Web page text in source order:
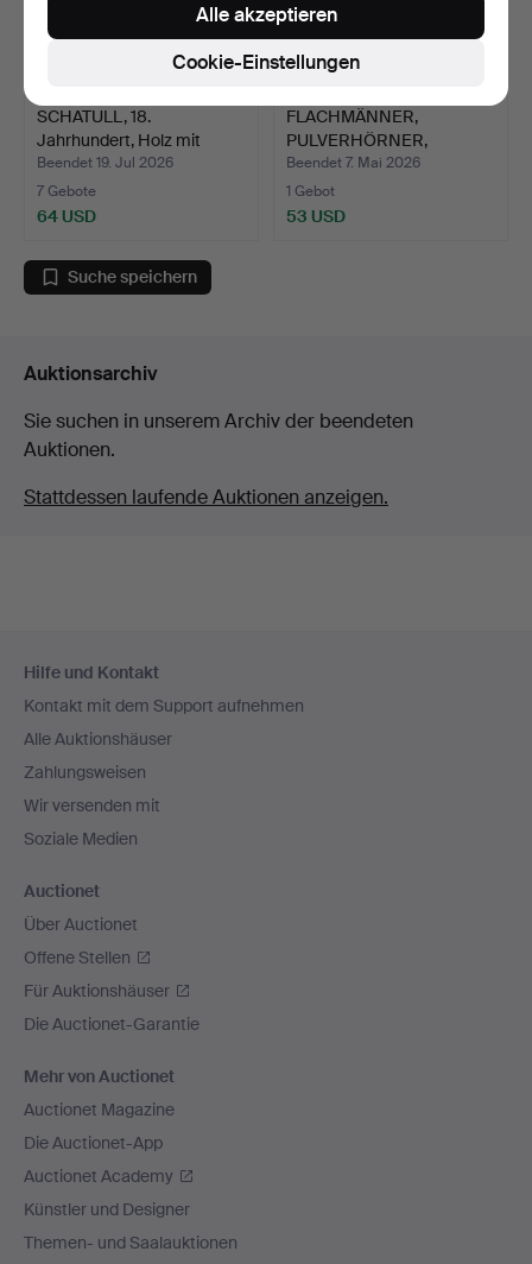
SCHATULL, 18.
Jahrhundert, Holz mit
Beschl…
Beendet 19. Jul 2026
7 Gebote
64 USD
FLACHMÄNNER,
PULVERHÖRNER,
SCHNUPFTABAKDOS…
Beendet 7. Mai 2026
1 Gebot
53 USD
Suche speichern
Auktionsarchiv
Sie suchen in unserem Archiv der beendeten
Auktionen.
Stattdessen laufende Auktionen anzeigen.
Navigation
Hilfe und Kontakt
Kontakt mit dem Support aufnehmen
Alle Auktionshäuser
Zahlungsweisen
Wir versenden mit
Soziale Medien
Auctionet
Über Auctionet
Offene Stellen
Für Auktionshäuser
Die Auctionet-Garantie
Mehr von Auctionet
Auctionet Magazine
Die Auctionet-App
Auctionet Academy
Künstler und Designer
Themen- und Saalauktionen
Cookie-Einstellungen
Alle akzeptieren